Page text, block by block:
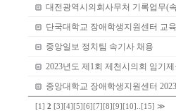
대전광역시의회사무처 기록업무(
단국대학교 장애학생지원센터 교
중앙일보 정치팀 속기사 채용
2023년도 제1회 제천시의회 임기
중앙대학교 장애학생지원센터
[1] 2 [3] [4] [5] [6] [7] [8] [9] [10] [15] ≫